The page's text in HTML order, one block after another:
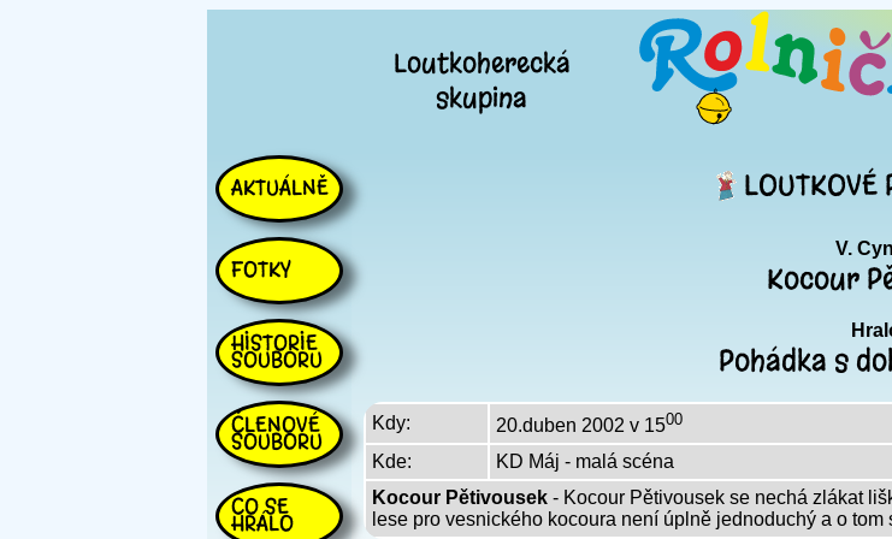
Loutkoherecká
skupina
AKTUÁLNĚ
FOTKY
HISTORIE
SOUBORU
ČLENOVÉ
SOUBORU
CO SE
HRÁLO
LOUTKOVÉ
V.
Kocour
Pohádka s
Kdy: 20.duben 2002 v 1500
Kde:
KD Máj - malá scéna
Kocour Pětivousek - Kocour Pětivousek se nechá zlákat
lese pro vesnického kocoura není úplně jednoduchý a o